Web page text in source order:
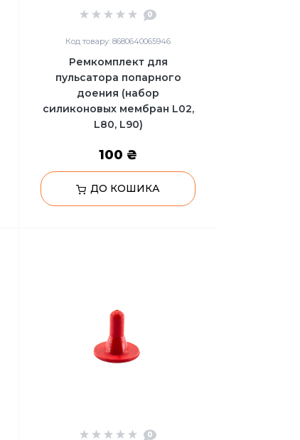
0
Код товару: 8680640065946
Ремкомплект для
пульсатора попарного
доения (набор
силиконовых мембран L02,
L80, L90)
100 ₴
ДО КОШИКА
0